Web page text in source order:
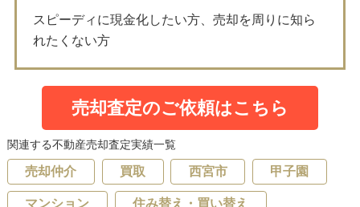
スピーディに現金化したい方、売却を周りに知ら
れたくない方
売却査定のご依頼はこちら
関連する不動産売却査定実績一覧
売却仲介 買取 西宮市 甲子園
マンション 住み替え・買い替え